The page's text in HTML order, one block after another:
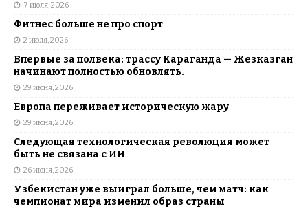
7 июля, 2026
Фитнес больше не про спорт
2 июля, 2026
Впервые за полвека: трассу Караганда — Жезказган
начинают полностью обновлять.
29 июня, 2026
Европа переживает историческую жару
29 июня, 2026
Следующая технологическая революция может
быть не связана с ИИ
26 июня, 2026
Узбекистан уже выиграл больше, чем матч: как
чемпионат мира изменил образ страны